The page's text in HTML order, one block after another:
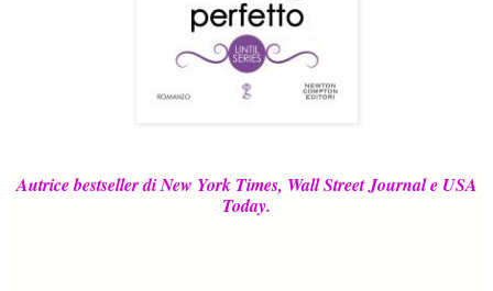
Autrice bestseller di New York Times, Wall Street Journal e USA
Today.